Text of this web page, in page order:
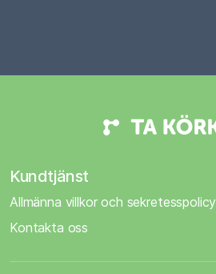
Kundtjänst
Allmänna villkor och sekretesspolicy
Kontakta oss